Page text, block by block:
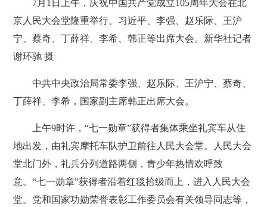
7月1日上午，庆祝中国共产党成立105周年大会在北
京人民大会堂隆重举行。习近平、李强、赵乐际、王沪
宁、蔡奇、丁薛祥、李希、韩正等出席大会。新华社记者
谢环驰 摄
中共中央政治局常委李强、赵乐际、王沪宁、蔡奇、
丁薛祥、李希，国家副主席韩正出席大会。
上午9时许，“七一勋章”获得者集体乘坐礼宾车从住
地出发，由礼宾摩托车队护卫前往人民大会堂。人民大会
堂北门外，礼兵分列道路两侧，青少年热情欢呼致
意。“七一勋章”获得者沿着红毯拾级而上，进入人民大会
堂。党和国家功勋荣誉表彰工作委员会有关领导同志等，